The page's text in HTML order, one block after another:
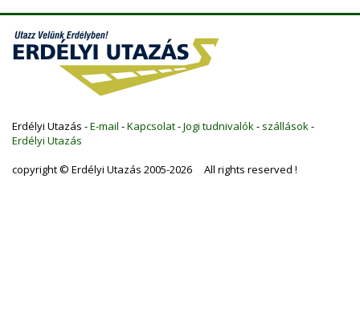
Erdélyi Utazás -E-mail -Kapcsolat-Jogi tudnivalók - szállások -
Erdélyi Utazás
copyright © Erdélyi Utazás 2005-2026 All rights reserved !